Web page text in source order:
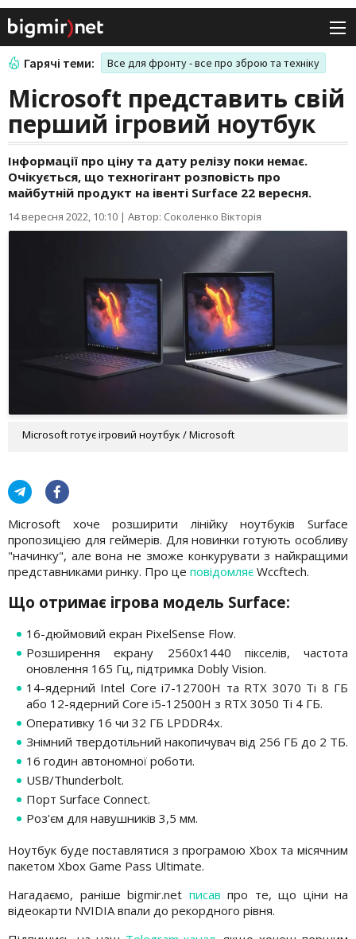
Гарячі теми: Все для фронту - все про зброю та техніку
Microsoft представить свій
перший ігровий ноутбук
Інформації про ціну та дату релізу поки немає.
Очікується, що техногігант розповість про
майбутній продукт на івенті Surface 22 вересня.
14 вересня 2022, 10:10 | Автор: Соколенко Вікторія
Microsoft готує ігровий ноутбук / Microsoft
Microsoft хоче розширити лінійку ноутбуків Surface
пропозицією для геймерів. Для новинки готують особливу
"начинку", але вона не зможе конкурувати з найкращими
представниками ринку. Про це повідомляє Wccftech.
Що отримає ігрова модель Surface:
16-дюймовий екран PixelSense Flow.
Розширення екрану 2560х1440 пікселів, частота
оновлення 165 Гц, підтримка Dobly Vision.
14-ядерний Intel Core i7-12700H та RTX 3070 Ti 8 ГБ
або 12-ядерний Core i5-12500H з RTX 3050 Ti 4 ГБ.
Оперативку 16 чи 32 ГБ LPDDR4x.
Знімний твердотільний накопичувач від 256 ГБ до 2 ТБ.
16 годин автономної роботи.
USB/Thunderbolt.
Порт Surface Connect.
Роз'єм для навушників 3,5 мм.
Ноутбук буде поставлятися з програмою Xbox та місячним
пакетом Xbox Game Pass Ultimate.
Нагадаємо, раніше bigmir.net писав про те, що ціни на
відеокарти NVIDIA впали до рекордного рівня.